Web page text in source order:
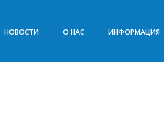
НОВОСТИ О НАС ИНФОРМАЦИЯ